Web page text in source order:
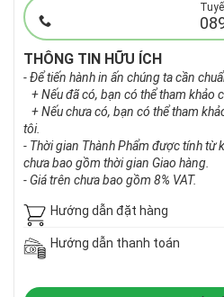
THÔNG TIN HỮU ÍCH
- Để tiến hành in ấn chúng ta cần
+ Nếu đã có, bạn có thể tham khảo
+ Nếu chưa có, bạn có thể tham
tôi.
- Thời gian Thành Phẩm được tính từ
chưa bao gồm thời gian Giao hàng.
- Giá trên chưa bao gồm 8% VAT.
Hướng dẫn đặt hàng
Hướng dẫn thanh toán